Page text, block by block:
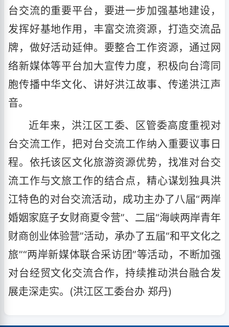
台交流的重要平台，要进一步加强基地建设，
发挥好基地作用，丰富交流资源，打造交流品
牌，做好活动延伸。要整合工作资源，通过网
络新媒体等平台加大宣传力度，积极向台湾同
胞传播中华文化、讲好洪江故事、传递洪江声
音。
近年来，洪江区工委、区管委高度重视对
台交流工作，把对台交流工作纳入重要议事日
程。依托该区文化旅游资源优势，找准对台交
流工作与文旅工作的结合点，精心谋划独具洪
江特色的对台交流活动，成功主办了八届“两岸
婚姻家庭子女财商夏令营”、二届“海峡两岸青年
财商创业体验营”活动，承办了五届“和平文化之
旅”“两岸新媒体联合采访团”等活动，不断加强
对台经贸文化交流合作，持续推动洪台融合发
展走深走实。(洪江区工委台办 郑丹)